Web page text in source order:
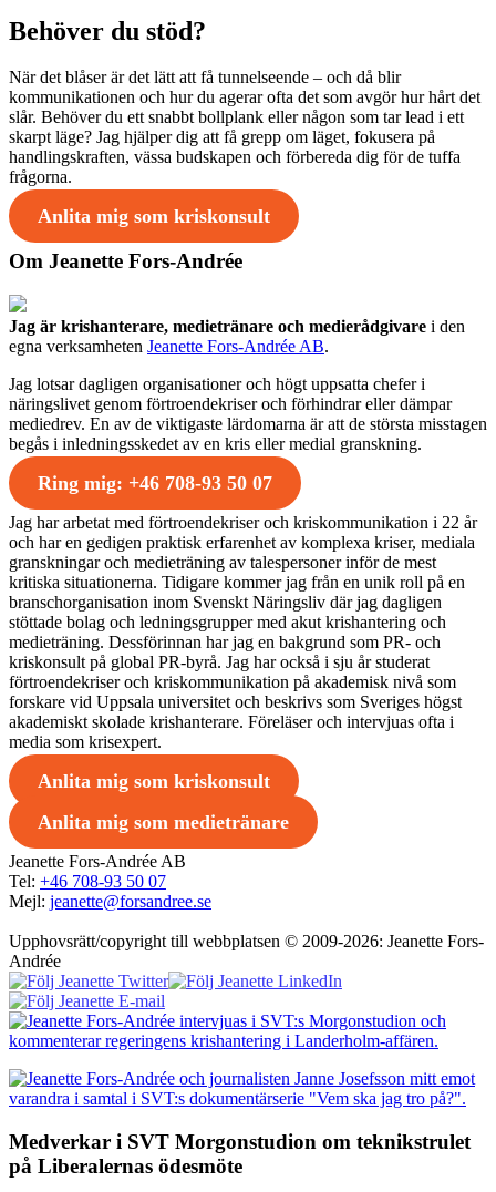
Behöver du stöd?
När det blåser är det lätt att få tunnelseende – och då blir
kommunikationen och hur du agerar ofta det som avgör hur hårt det
slår. Behöver du ett snabbt bollplank eller någon som tar lead i ett
skarpt läge? Jag hjälper dig att få grepp om läget, fokusera på
handlingskraften, vässa budskapen och förbereda dig för de tuffa
frågorna.
Anlita mig som kriskonsult
Om Jeanette Fors-Andrée
Jag är krishanterare, medietränare och medierådgivare i den
egna verksamheten Jeanette Fors-Andrée AB.
Jag lotsar dagligen organisationer och högt uppsatta chefer i
näringslivet genom förtroendekriser och förhindrar eller dämpar
mediedrev. En av de viktigaste lärdomarna är att de största misstagen
begås i inledningsskedet av en kris eller medial granskning.
Ring mig: +46 708-93 50 07
Jag har arbetat med förtroendekriser och kriskommunikation i 22 år
och har en gedigen praktisk erfarenhet av komplexa kriser, mediala
granskningar och medieträning av talespersoner inför de mest
kritiska situationerna. Tidigare kommer jag från en unik roll på en
branschorganisation inom Svenskt Näringsliv där jag dagligen
stöttade bolag och ledningsgrupper med akut krishantering och
medieträning. Dessförinnan har jag en bakgrund som PR- och
kriskonsult på global PR-byrå. Jag har också i sju år studerat
förtroendekriser och kriskommunikation på akademisk nivå som
forskare vid Uppsala universitet och beskrivs som Sveriges högst
akademiskt skolade krishanterare. Föreläser och intervjuas ofta i
media som krisexpert.
Anlita mig som kriskonsult
Anlita mig som medietränare
Jeanette Fors-Andrée AB
Tel: +46 708-93 50 07
Mejl: jeanette@forsandree.se
Upphovsrätt/copyright till webbplatsen © 2009-2026: Jeanette Fors-
Andrée
Medverkar i SVT Morgonstudion om teknikstrulet
på Liberalernas ödesmöte